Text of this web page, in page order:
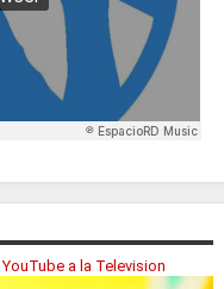
a la Television